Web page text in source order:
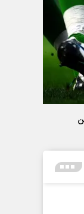
تاریخ و دو زندگی